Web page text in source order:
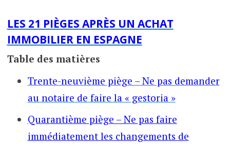
LES 21 PIÈGES APRÈS UN ACHAT
IMMOBILIER EN ESPAGNE
Table des matières
Trente-neuvième piège – Ne pas demander
au notaire de faire la « gestoria »
Quarantième piège – Ne pas faire
immédiatement les changements de